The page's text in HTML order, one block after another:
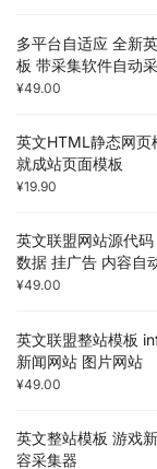
多平台自适应 全新
板 带采集软件自动
¥49.00
英文HTML静态网页
就成站页面模板
¥19.90
英文联盟网站源代
数据 挂广告 内容自
¥49.00
英文联盟整站模板
新闻网站 图片网站
¥49.00
英文整站模板 游戏
容采集器